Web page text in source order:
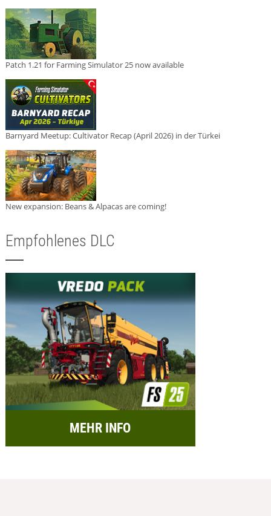
Patch 1.21 for Farming Simulator 25 now available
Barnyard Meetup: Cultivator Recap (April 2026) in der Türkei
New expansion: Beans & Alpacas are coming!
Empfohlenes DLC
MEHR INFO